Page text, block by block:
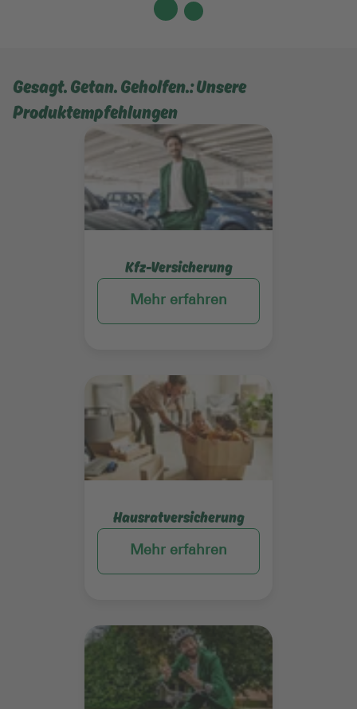
Gesagt. Getan. Geholfen.: Unsere
Produktempfehlungen
Kfz-Versicherung
Mehr erfahren
Mehr erfahren
Hausratversicherung
Mehr erfahren
Mehr erfahren
Mehr erfahren